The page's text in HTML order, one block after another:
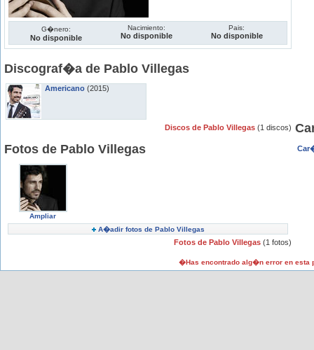
G�nero:
No disponible
Nacimiento:
No disponible
Pais:
No disponible
Discograf�a de Pablo Villegas
Americano (2015)
Discos de Pablo Villegas (1 discos)
Fotos de Pablo Villegas
Ampliar
A�adir fotos de Pablo Villegas
Fotos de Pablo Villegas (1 fotos)
�Has encontrado alg�n error en esta